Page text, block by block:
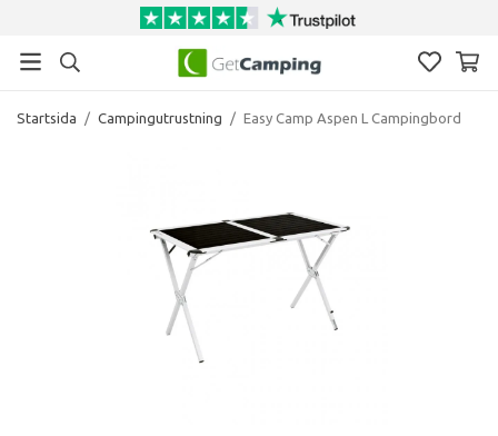
Startsida / Campingutrustning / Easy Camp Aspen L Campingbord